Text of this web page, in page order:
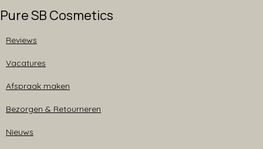
Pure SB Cosmetics
Reviews
Vacatures
Afspraak maken
Bezorgen & Retourneren
Nieuws